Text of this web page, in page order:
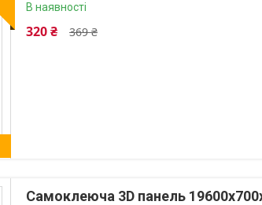
В наявності
369 ₴
320 ₴
Самоклеюча 3D панель